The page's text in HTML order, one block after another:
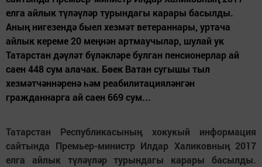
елга айлык түләүләр турындагы карары басылды.
Аның нигезендә быел хезмәт ветераннары, уртача
айлык кереме 20 меңнән артмаучылар, шулай ук
Татарстан дәүләт бүләкләре булган пенсионерлар ай
саен 448 сум алачак. Бөек Ватан сугышы тыл
хезмәтчәннәренә һәм реабилитацияләнгән
гражданнарга ай саен 669 сум...
Татарстан Республикасының хокукый информация
сайтында Премьер-министр Илдар Халиковның 2017
елга айлык түләүләр турындагы карары басылды.